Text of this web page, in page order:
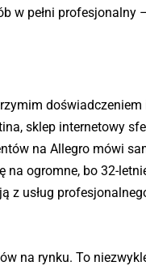
w pełni profesjonalny
doświadczeniem
sklep internetowy
na Allegro mówi
na ogromne, bo 32-
z usług
na rynku. To